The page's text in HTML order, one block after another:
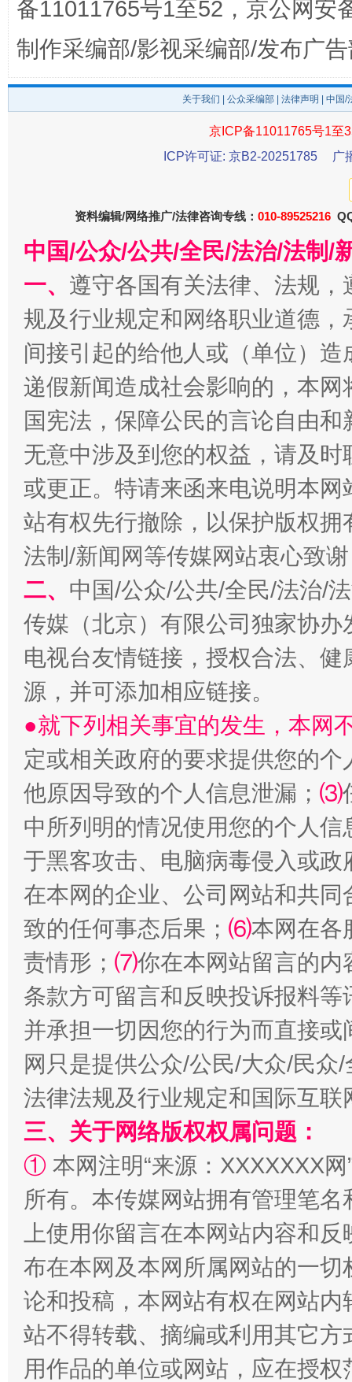
东山县通报“牛蛙产品抗生素超标问题” 法
千年窑火 生生不息 一
揭开“小金库”的免责幌子
全民健身五年计划来了！等你上场
阿坝州三大球赛在茂县开幕 规模
备11011765号1至52，京公网安
制作采编部/影视采编部/发布广
关于我们 公众采编部 法律声明 | 中国
京ICP备11011765号1至
ICP许可证: 京B2-20251785
广
资料编辑/网络推广/法律咨询专线： 010-89525216
中国/公众/公共/全民/法治/法制/
一、 遵守各国有关法律、法规
规及行业规定和网络职业道德
间接引起的给他人或（单位）
递假新闻造成社会影响的，本
国宪法，保障公民的言论自由
无意中涉及到您的权益，请及
或更正。特请来函来电说明本
站有权先行撤除，以保护版权
法制/新闻网等传媒网站衷心致
二、 中国/公众/公共/全民/法治/
传媒（北京）有限公司独家协
电视台友情链接，授权合法、
源，并可添加相应链接。
●就下列相关事宜的发生，本网
定或相关政府的要求提供您的个
他原因导致的个人信息泄漏； ⑶
中所列明的情况使用您的个人
于黑客攻击、电脑病毒侵入或
在本网的企业、公司网站和共
致的任何事态后果； ⑹本网在各
责情形； ⑺你在本网站留言的内
条款方可留言和反映投诉报料
并承担一切因您的行为而直接
网只是提供公众/公民/大众/民
法律法规及行业规定和国际互
三、关于网络版权权属问题：
① 本网注明“来源：XXXXXXX
所有。本传媒网站拥有管理笔
上使用你留言在本网站内容和
布在本网及本网所属网站的一
论和投稿，本网站有权在网站
站不得转载、摘编或利用其它
用作品的单位或网站，应在授